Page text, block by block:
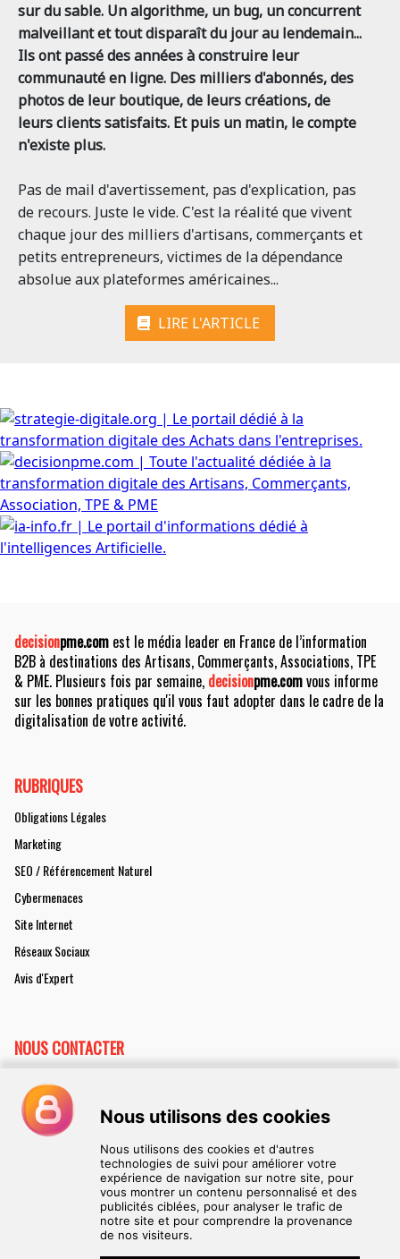
sur du sable. Un algorithme, un bug, un concurrent
malveillant et tout disparaît du jour au lendemain...
Ils ont passé des années à construire leur
communauté en ligne. Des milliers d'abonnés, des
photos de leur boutique, de leurs créations, de
leurs clients satisfaits. Et puis un matin, le compte
n'existe plus.
Pas de mail d'avertissement, pas d'explication, pas
de recours. Juste le vide. C'est la réalité que vivent
chaque jour des milliers d'artisans, commerçants et
petits entrepreneurs, victimes de la dépendance
absolue aux plateformes américaines...
LIRE L'ARTICLE
decisionpme.com est le média leader en France de l’information
B2B à destinations des Artisans, Commerçants, Associations, TPE
& PME. Plusieurs fois par semaine, decisionpme.comvous informe
sur les bonnes pratiques qu'il vous faut adopter dans le cadre de la
digitalisation de votre activité.
RUBRIQUES
Obligations Légales
Marketing
SEO / Référencement Naturel
Cybermenaces
Site Internet
Réseaux Sociaux
Avis d'Expert
NOUS CONTACTER
Collaborer à decisionpme.com
Annoncer dans decisionpme.com
Gestion des données utilisateurs
Contact